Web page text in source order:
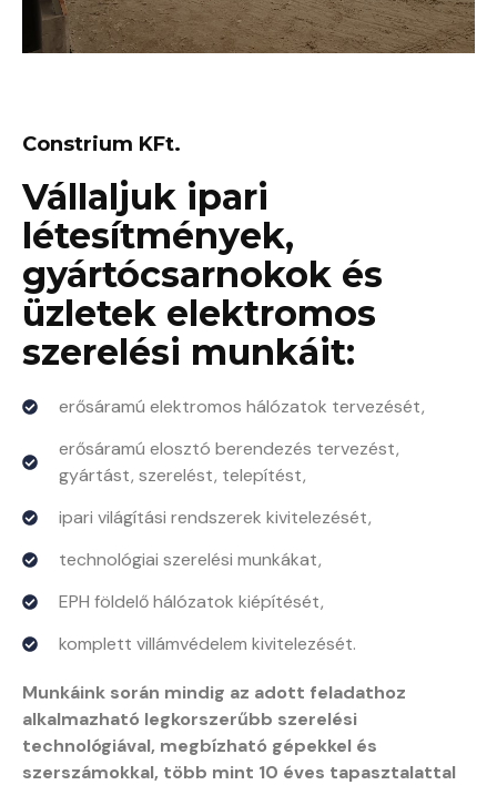
Constrium KFt.
Vállaljuk ipari
létesítmények,
gyártócsarnokok és
üzletek elektromos
szerelési munkáit:
erősáramú elektromos hálózatok tervezését,
erősáramú elosztó berendezés tervezést,
gyártást, szerelést, telepítést,
ipari világítási rendszerek kivitelezését,
technológiai szerelési munkákat,
EPH földelő hálózatok kiépítését,
komplett villámvédelem kivitelezését.
Munkáink során mindig az adott feladathoz
alkalmazható legkorszerűbb szerelési
technológiával, megbízható gépekkel és
szerszámokkal, több mint 10 éves tapasztalattal